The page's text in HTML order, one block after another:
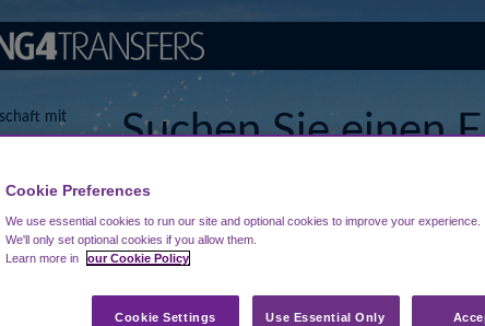
mit
Suchen Sie einen
Von...
Cookie Preferences
We use essential cookies to run our site and optional cookies to improve your experience.
We'll only set optional cookies if you allow them.
Learn more in
our Cookie Policy
Use Essential Only
Cookie Settings